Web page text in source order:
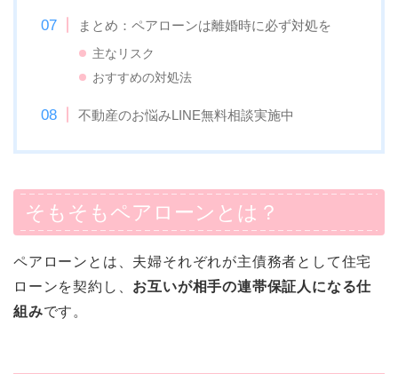
まとめ：ペアローンは離婚時に必ず対処を
主なリスク
おすすめの対処法
不動産のお悩みLINE無料相談実施中
そもそもペアローンとは？
ペアローンとは、夫婦それぞれが主債務者として住宅
ローンを契約し、 お互いが相手の連帯保証人になる仕
組みです。